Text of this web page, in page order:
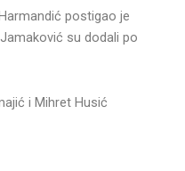
postigao je
su dodali po
i Mihret Husić